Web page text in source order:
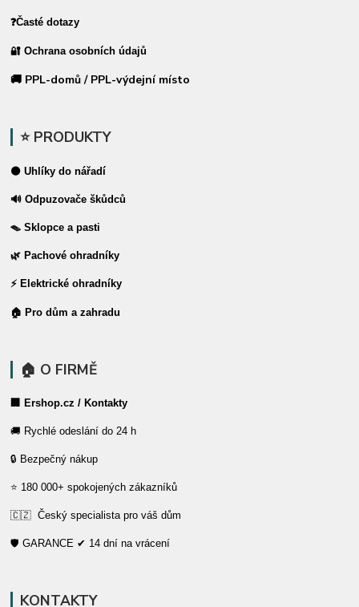
❓Časté dotazy
🔐 Ochrana osobních údajů
🚚 PPL-domů / PPL-výdejní místo
⭐ PRODUKTY
⚫ Uhlíky do nářadí
🔊 Odpuzovače škůdců
🪤 Sklopce a pasti
🌿 Pachové ohradníky
⚡ Elektrické ohradníky
🏠 Pro dům a zahradu
🏠 O FIRMĚ
🏢 Ershop.cz / Kontakty
🚚 Rychlé odeslání do 24 h
🔒 Bezpečný nákup
⭐ 180 000+ spokojených zákazníků
🇨🇿 Český specialista pro váš dům
🛡️ GARANCE ✔ 14 dní na vrácení
KONTAKTY